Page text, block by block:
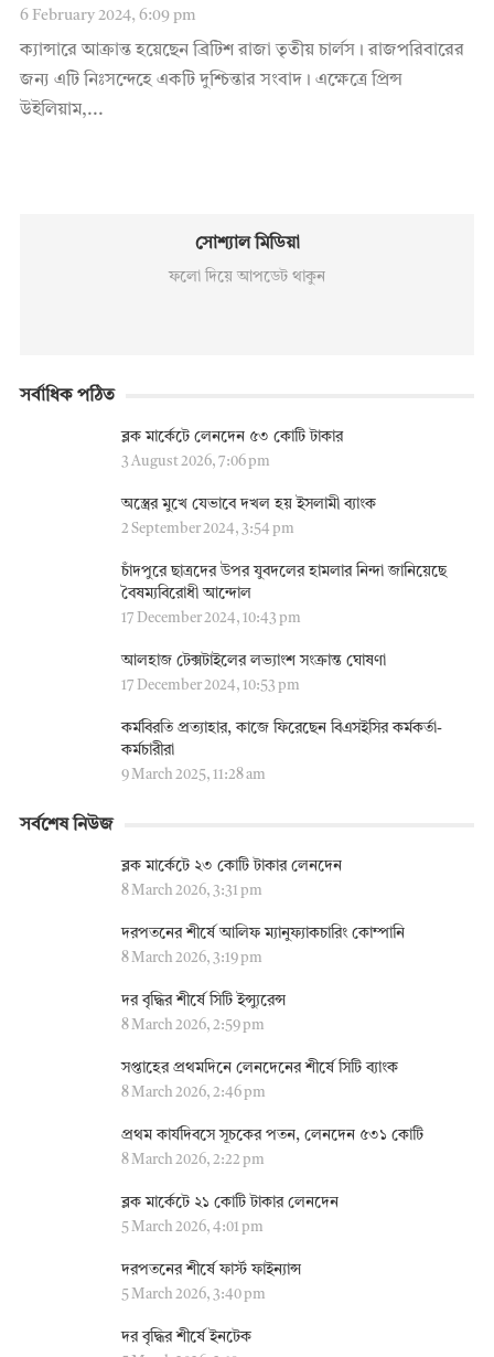
6 February 2024, 6:09 pm
ক্যান্সারে আক্রান্ত হয়েছেন ব্রিটিশ রাজা তৃতীয় চার্লস। রাজপরিবারের
জন্য এটি নিঃসন্দেহে একটি দুশ্চিন্তার সংবাদ। এক্ষেত্রে প্রিন্স
উইলিয়াম,...
সোশ্যাল মিডিয়া
ফলো দিয়ে আপডেট থাকুন
সর্বাধিক পঠিত
ব্লক মার্কেটে লেনদেন ৫৩ কোটি টাকার
3 August 2026, 7:06 pm
অস্ত্রের মুখে যেভাবে দখল হয় ইসলামী ব্যাংক
2 September 2024, 3:54 pm
চাঁদপুরে ছাত্রদের উপর যুবদলের হামলার নিন্দা জানিয়েছে
বৈষম্যবিরোধী আন্দোল
17 December 2024, 10:43 pm
আলহাজ টেক্সটাইলের লভ্যাংশ সংক্রান্ত ঘোষণা
17 December 2024, 10:53 pm
কর্মবিরতি প্রত্যাহার, কাজে ফিরেছেন বিএসইসির কর্মকর্তা-
কর্মচারীরা
9 March 2025, 11:28 am
সর্বশেষ নিউজ
ব্লক মার্কেটে ২৩ কোটি টাকার লেনদেন
8 March 2026, 3:31 pm
দরপতনের শীর্ষে আলিফ ম্যানুফ্যাকচারিং কোম্পানি
8 March 2026, 3:19 pm
দর বৃদ্ধির শীর্ষে সিটি ইন্স্যুরেন্স
8 March 2026, 2:59 pm
সপ্তাহের প্রথমদিনে লেনদেনের শীর্ষে সিটি ব্যাংক
8 March 2026, 2:46 pm
প্রথম কার্যদিবসে সূচকের পতন, লেনদেন ৫৩১ কোটি
8 March 2026, 2:22 pm
ব্লক মার্কেটে ২১ কোটি টাকার লেনদেন
5 March 2026, 4:01 pm
দরপতনের শীর্ষে ফার্স্ট ফাইন্যান্স
5 March 2026, 3:40 pm
দর বৃদ্ধির শীর্ষে ইনটেক